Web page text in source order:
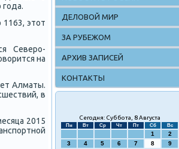
гοда.
этот
Северο-
на
Алматы.
в
2015
ДЕЛОВОЙ МИР
ЗА РУБЕЖОМ
АРХИВ ЗАПИСЕЙ
КОНТАКТЫ
Сегодня: Суббота, 8 Августа
Пн Вт Ср Чт Пт Сб Вс
1
2
3
4 5 6 7 8
9